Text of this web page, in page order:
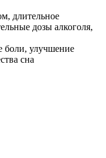
длительное
дозы алкоголя,
боли, улучшение
сна